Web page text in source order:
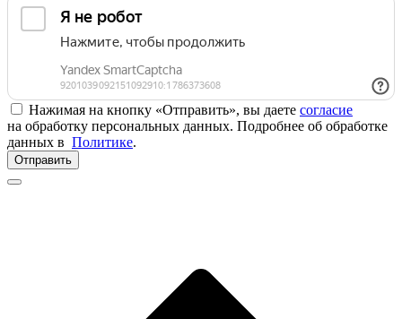
Нажимая на кнопку «Отправить», вы даете согласие
на обработку персональных данных. Подробнее об обработке
данных в Политике.
Отправить